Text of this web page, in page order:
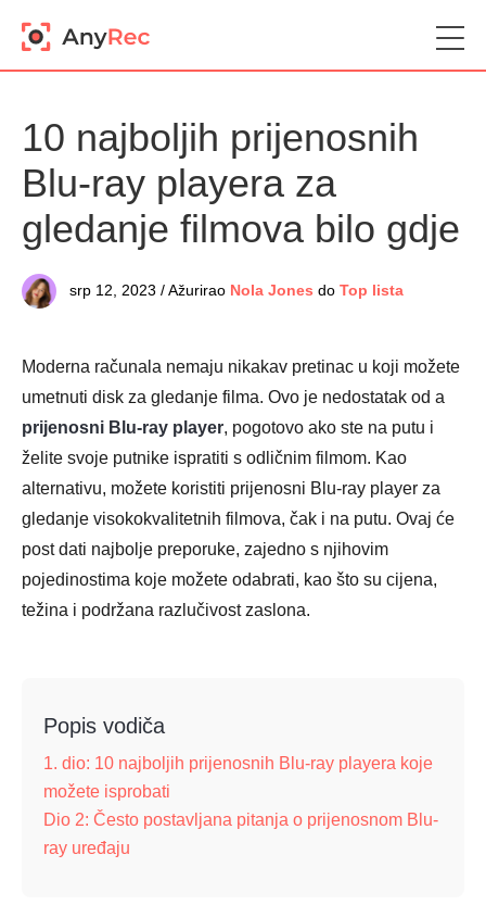
10 najboljih prijenosnih
Blu-ray playera za
gledanje filmova bilo gdje
srp 12, 2023 / Ažurirao Nola Jones do Top lista
Moderna računala nemaju nikakav pretinac u koji možete
umetnuti disk za gledanje filma. Ovo je nedostatak od a
prijenosni Blu-ray player, pogotovo ako ste na putu i
želite svoje putnike ispratiti s odličnim filmom. Kao
alternativu, možete koristiti prijenosni Blu-ray player za
gledanje visokokvalitetnih filmova, čak i na putu. Ovaj će
post dati najbolje preporuke, zajedno s njihovim
pojedinostima koje možete odabrati, kao što su cijena,
težina i podržana razlučivost zaslona.
Popis vodiča
1. dio: 10 najboljih prijenosnih Blu-ray playera koje
možete isprobati
Dio 2: Često postavljana pitanja o prijenosnom Blu-
ray uređaju